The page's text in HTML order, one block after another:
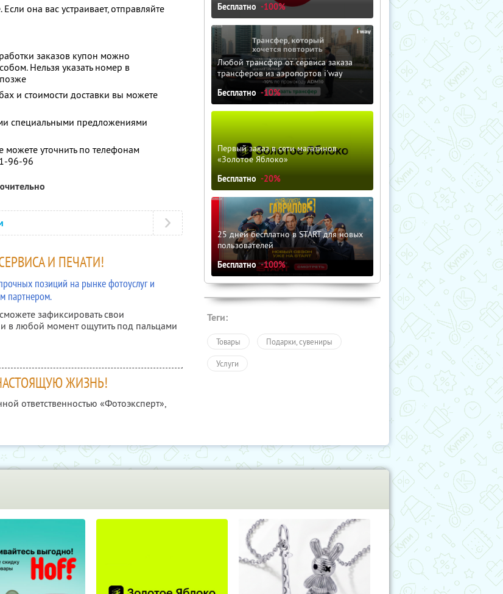
она вас устраивает, отправляйте
заказов купон можно
Нельзя указать номер в
и стоимости доставки вы можете
специальными предложениями
уточнить по телефонам
96-96
И ПЕЧАТИ!
позиций на рынке фотоуслуг и
партнером.
зафиксировать свои
в любой момент ощутить под пальцами
ЖИЗНЬ!
ответственностью «Фотоэксперт»,
Бесплатно -100%
Любой трансфер от сервиса заказа
трансферов из аэропортов i'way
Бесплатно -10%
Первый заказ в сети магазинов
«Золотое Яблоко»
Бесплатно -20%
25 дней бесплатно в START для новых
пользователей
Бесплатно -100%
Теги:
Товары Подарки, сувениры
Услуги